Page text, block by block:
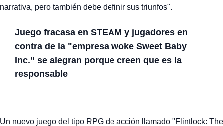
narrativa, pero también debe definir sus triunfos".
Juego fracasa en STEAM y jugadores en
contra de la "empresa woke Sweet Baby
Inc.” se alegran porque creen que es la
responsable
Un nuevo juego del tipo RPG de acción llamado "Flintlock: The